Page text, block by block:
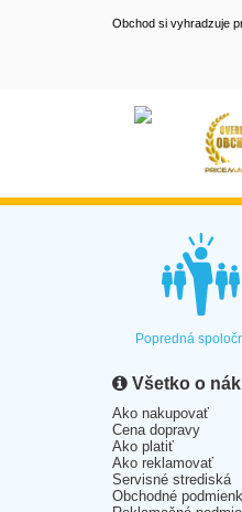
Obchod si vyhradzuje
Popredná
Všetko o
Ako nakupovať
Cena dopravy
Ako platiť
Ako reklamovať
Servisné strediská
Obchodné